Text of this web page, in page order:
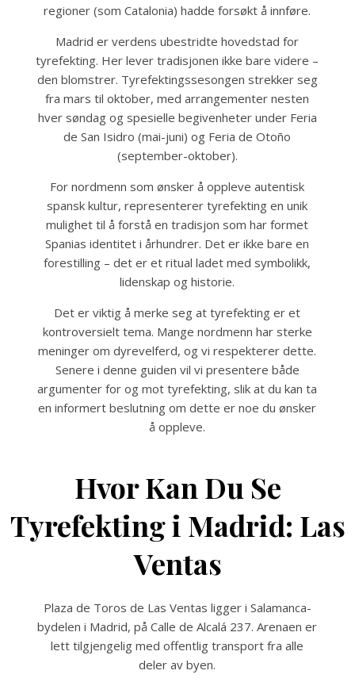
regioner (som Catalonia) hadde forsøkt å innføre.
Madrid er verdens ubestridte hovedstad for
tyrefekting. Her lever tradisjonen ikke bare videre –
den blomstrer. Tyrefektingssesongen strekker seg
fra mars til oktober, med arrangementer nesten
hver søndag og spesielle begivenheter under Feria
de San Isidro (mai-juni) og Feria de Otoño
(september-oktober).
For nordmenn som ønsker å oppleve autentisk
spansk kultur, representerer tyrefekting en unik
mulighet til å forstå en tradisjon som har formet
Spanias identitet i århundrer. Det er ikke bare en
forestilling – det er et ritual ladet med symbolikk,
lidenskap og historie.
Det er viktig å merke seg at tyrefekting er et
kontroversielt tema. Mange nordmenn har sterke
meninger om dyrevelferd, og vi respekterer dette.
Senere i denne guiden vil vi presentere både
argumenter for og mot tyrefekting, slik at du kan ta
en informert beslutning om dette er noe du ønsker
å oppleve.
Hvor Kan Du Se
Tyrefekting i Madrid: Las
Ventas
Plaza de Toros de Las Ventas ligger i Salamanca-
bydelen i Madrid, på Calle de Alcalá 237. Arenaen er
lett tilgjengelig med offentlig transport fra alle
deler av byen.